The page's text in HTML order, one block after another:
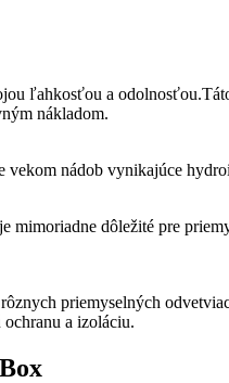
ľahkosťou a
nákladom.
vekom nádob vynikajúce
mimoriadne dôležité pre
priemyselných
a izoláciu.